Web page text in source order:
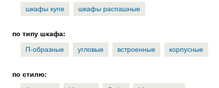
шкафы купе
шкафы распашные
по типу шкафа:
П-образные
угловые встроенные корпусные
по стилю: